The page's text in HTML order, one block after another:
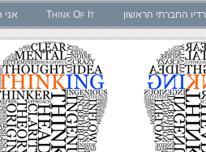
החברתי הראשון Think Of It